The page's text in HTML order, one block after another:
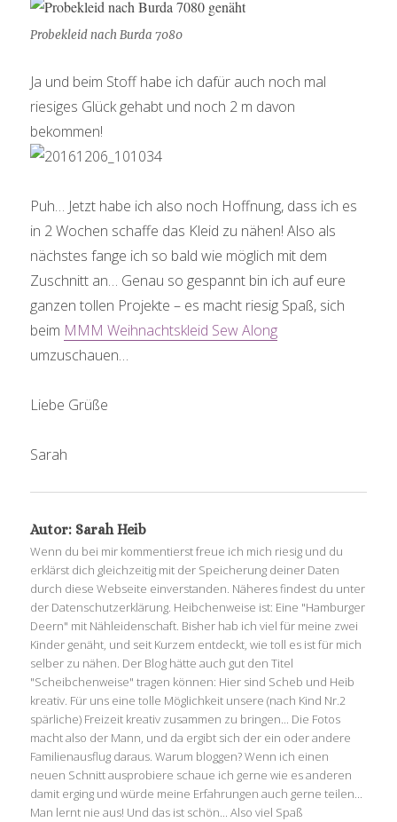
Probekleid nach Burda 7080
Ja und beim Stoff habe ich dafür auch noch mal
riesiges Glück gehabt und noch 2 m davon
bekommen!
Puh… Jetzt habe ich also noch Hoffnung, dass ich es
in 2 Wochen schaffe das Kleid zu nähen! Also als
nächstes fange ich so bald wie möglich mit dem
Zuschnitt an… Genau so gespannt bin ich auf eure
ganzen tollen Projekte – es macht riesig Spaß, sich
beim MMM Weihnachtskleid Sew Along
umzuschauen…
Liebe Grüße
Sarah
Autor: Sarah Heib
Wenn du bei mir kommentierst freue ich mich riesig und du
erklärst dich gleichzeitig mit der Speicherung deiner Daten
durch diese Webseite einverstanden. Näheres findest du unter
der Datenschutzerklärung. Heibchenweise ist: Eine "Hamburger
Deern" mit Nähleidenschaft. Bisher hab ich viel für meine zwei
Kinder genäht, und seit Kurzem entdeckt, wie toll es ist für mich
selber zu nähen. Der Blog hätte auch gut den Titel
"Scheibchenweise" tragen können: Hier sind Scheb und Heib
kreativ. Für uns eine tolle Möglichkeit unsere (nach Kind Nr.2
spärliche) Freizeit kreativ zusammen zu bringen... Die Fotos
macht also der Mann, und da ergibt sich der ein oder andere
Familienausflug daraus. Warum bloggen? Wenn ich einen
neuen Schnitt ausprobiere schaue ich gerne wie es anderen
damit erging und würde meine Erfahrungen auch gerne teilen...
Man lernt nie aus! Und das ist schön... Also viel Spaß